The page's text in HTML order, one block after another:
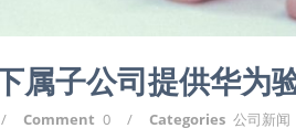
属子公司提供华为
/ Comment 0 / Categories 公司新闻